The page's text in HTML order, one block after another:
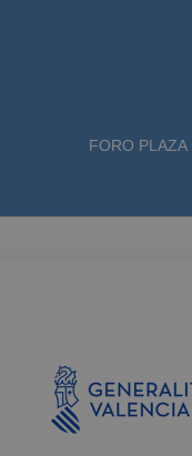
FORO PLAZA